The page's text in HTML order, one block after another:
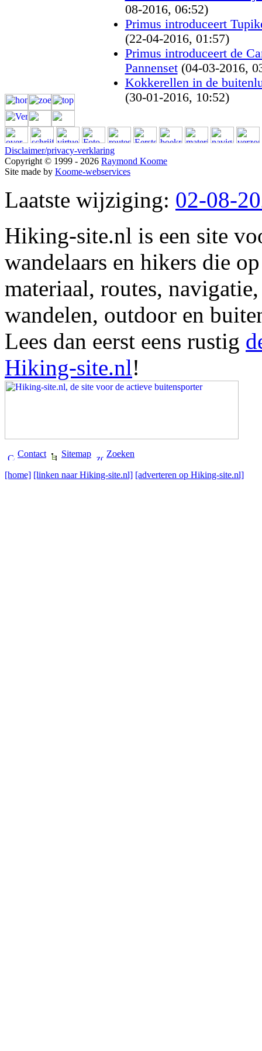
08-2016, 06:52)
Primus introduceert
(22-04-2016, 01:57)
Primus introduceert de
Pannenset (04-03-2016,
Kokkerellen in de
(30-01-2016, 10:52)
Disclaimer/privacy-verklaring
Copyright © 1999 - 2026 Raymond Koome
Site made by Koome-webservices
Laatste wijziging: 02-08-
Hiking-site.nl is een site
wandelaars en hikers die
materiaal, routes,
wandelen, outdoor en
Lees dan eerst eens rustig
Hiking-site.nl!
Contact Sitemap Zoeken
[home] [linken naar Hiking-site.nl] [adverteren op Hiking-site.nl]